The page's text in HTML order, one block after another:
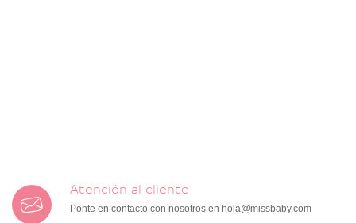
Atención al cliente
Ponte en contacto con nosotros en hola@missbaby.com